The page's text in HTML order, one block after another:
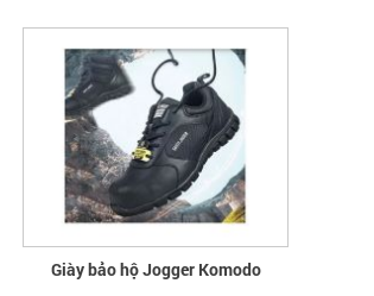
Giày bảo hộ Jogger Komodo